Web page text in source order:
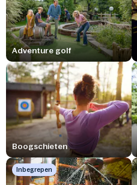
Adventure golf
Boogschieten
Inbegrepen